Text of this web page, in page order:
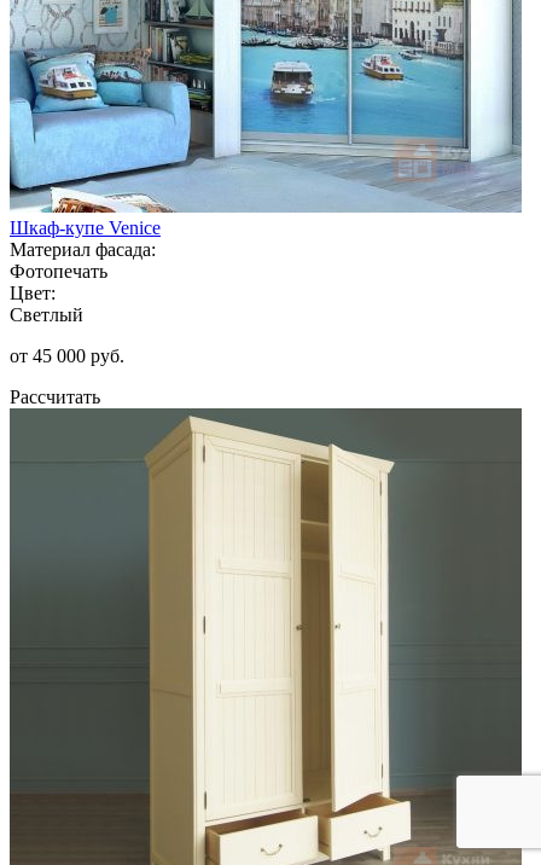
Шкаф-купе Venice
Материал фасада:
Фотопечать
Цвет:
Светлый
от 45 000 руб.
Рассчитать